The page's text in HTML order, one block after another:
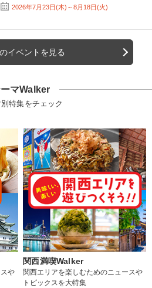
2026年7月23日(木)～8月18日(火)
イベントを見る
マWalker
特集をチェック
や
関西満喫Walker
関西エリアを楽しむためのニュースや
トピックスを大特集